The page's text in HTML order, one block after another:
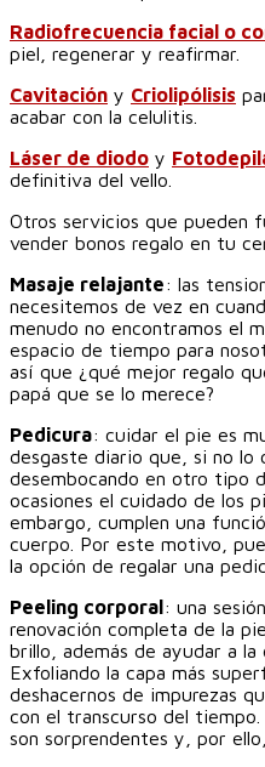
Radiofrecuencia facial o
piel, regenerar y reafirmar.
Cavitación y Criolipólisis
acabar con la celulitis.
Láser de diodo y
definitiva del vello.
Otros servicios que pueden
vender bonos regalo en tu
Masaje relajante: las
necesitemos de vez en
menudo no encontramos el
espacio de tiempo para
así que ¿qué mejor regalo
papá que se lo merece?
Pedicura: cuidar el pie es
desgaste diario que, si no lo
desembocando en otro tipo
ocasiones el cuidado de los
embargo, cumplen una
cuerpo. Por este motivo,
la opción de regalar una
Peeling corporal: una
renovación completa de la
brillo, además de ayudar a la
Exfoliando la capa más
deshacernos de impurezas
con el transcurso del
son sorprendentes y, por